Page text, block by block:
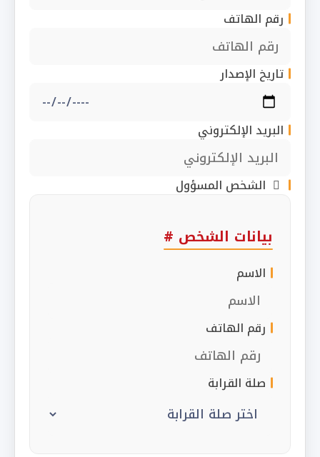
رقم الهاتف
تاريخ الإصدار
البريد الإلكتروني
الشخص المسؤول
بيانات الشخص #
الاسم
رقم الهاتف
صلة القرابة